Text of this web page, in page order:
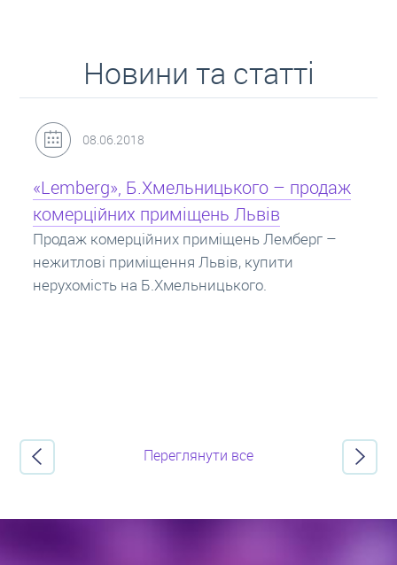
Новини та статті
31.05.2018
Кредит під заставу нерухомості: іпотека
Іпотека на квартиру – кредит на житло під
заставу нерухомості. Купити в іпотеку – що
потрібно знати? Консультація від Експертів
про іпотечні кредити.
Переглянути все